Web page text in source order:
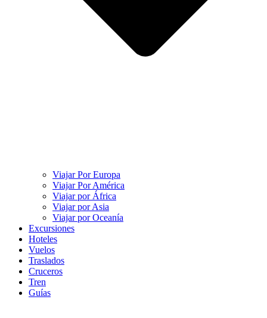
Viajar Por Europa
Viajar Por América
Viajar por África
Viajar por Asia
Viajar por Oceanía
Excursiones
Hoteles
Vuelos
Traslados
Cruceros
Tren
Guías